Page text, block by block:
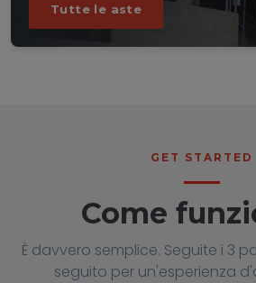
Tutte le aste
GET STARTED
Come
È davvero semplice. Seguite i 3
seguito per un'esperienza